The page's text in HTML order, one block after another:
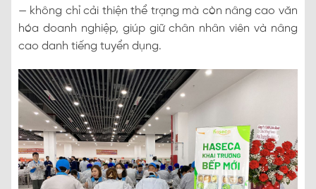
— không chỉ cải thiện thể trạng mà còn nâng cao văn
hóa doanh nghiệp, giúp giữ chân nhân viên và nâng
cao danh tiếng tuyển dụng.